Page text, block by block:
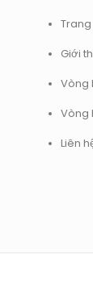
Giới
Vòng
Vòng
Liên